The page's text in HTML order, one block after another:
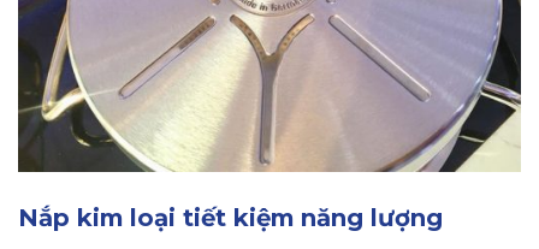
Nắp kim loại tiết kiệm năng lượng